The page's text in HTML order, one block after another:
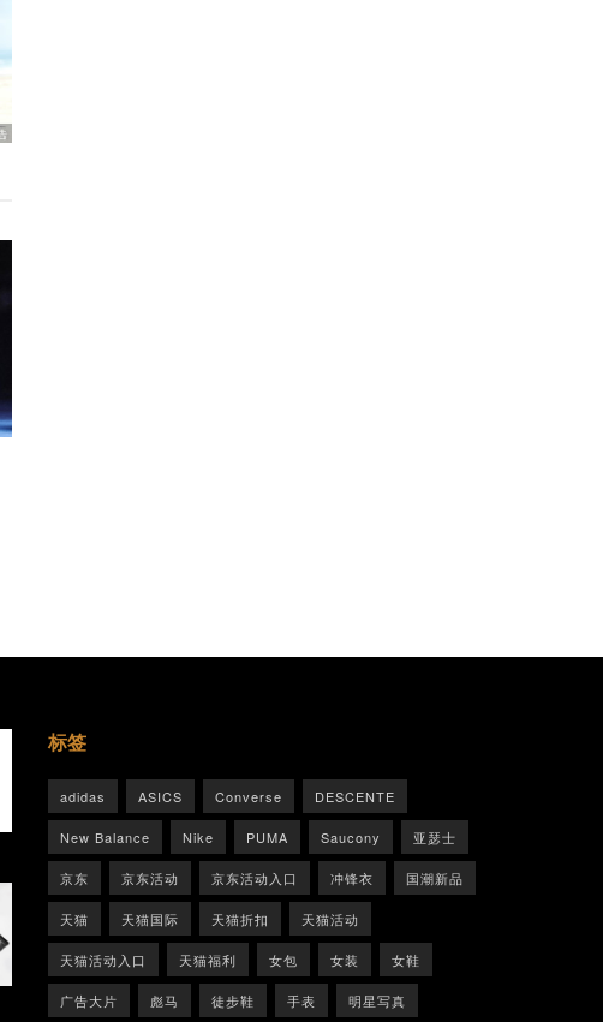
标签
adidas ASICS Converse DESCENTE
New Balance Nike PUMA Saucony 亚瑟士
京东 京东活动 京东活动入口 冲锋衣 国潮新品
天猫 天猫国际 天猫折扣 天猫活动
天猫活动入口 天猫福利 女包 女装 女鞋
广告大片 彪马 徒步鞋 手表 明星写真